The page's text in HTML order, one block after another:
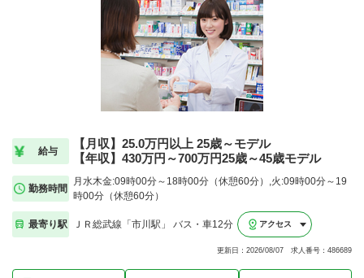
給与
【月収】25.0万円以上 25歳～モデル
【年収】430万円～700万円25歳～45歳モデル
勤務時間
月水木金:09時00分～18時00分（休憩60分）,火:09時00分～19
時00分（休憩60分）
最寄り駅 ＪＲ総武線「市川駅」 バス・車12分 アクセス
更新日：2026/08/07 求人番号：486689